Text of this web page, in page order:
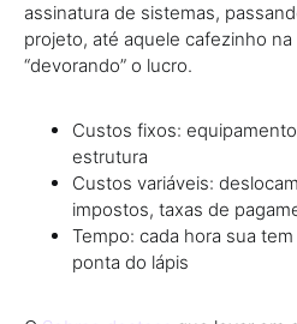
assinatura de sistemas,
projeto, até aquele cafezinho
“devorando” o lucro.
Custos fixos:
estrutura
Custos variáveis:
impostos, taxas de
Tempo: cada hora sua
ponta do lápis